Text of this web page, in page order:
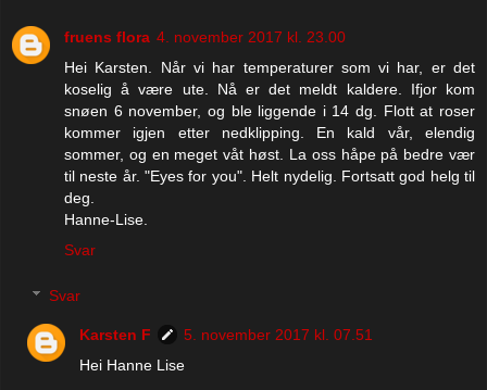
fruens flora 4. november 2017 kl. 23.00
Hei Karsten. Når vi har temperaturer som vi har, er det
koselig å være ute. Nå er det meldt kaldere. Ifjor kom
snøen 6 november, og ble liggende i 14 dg. Flott at roser
kommer igjen etter nedklipping. En kald vår, elendig
sommer, og en meget våt høst. La oss håpe på bedre vær
til neste år. "Eyes for you". Helt nydelig. Fortsatt god helg til
deg.
Hanne-Lise.
Svar
Svar
Karsten F
5. november 2017 kl. 07.51
Hei Hanne Lise